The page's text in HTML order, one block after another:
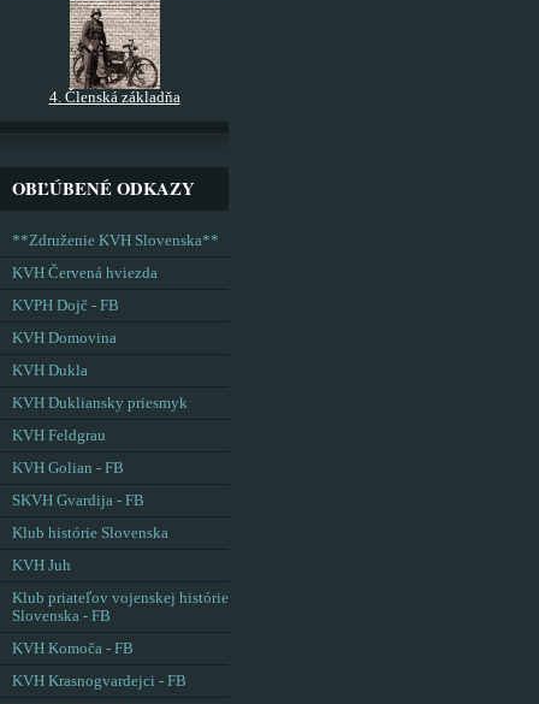
4. Členská základňa
OBĽÚBENÉ ODKAZY
**Združenie KVH Slovenska**
KVH Červená hviezda
KVPH Dojč - FB
KVH Domovina
KVH Dukla
KVH Dukliansky priesmyk
KVH Feldgrau
KVH Golian - FB
SKVH Gvardija - FB
Klub histórie Slovenska
KVH Juh
Klub priateľov vojenskej histórie
Slovenska - FB
KVH Komoča - FB
KVH Krasnogvardejci - FB